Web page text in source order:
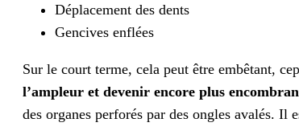
Déplacement des dents
Gencives enflées
Sur le court terme, cela peut être embêtant,
l’ampleur et devenir encore plus
des organes perforés par des ongles avalés. Il